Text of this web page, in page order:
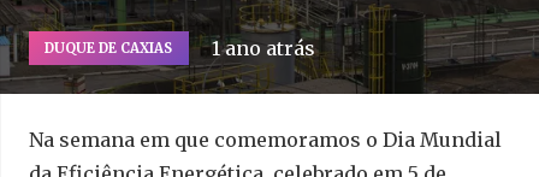
DUQUE DE CAXIAS 1 ano atrás
Na semana em que comemoramos o Dia Mundial